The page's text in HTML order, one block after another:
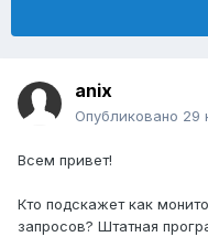
anix
Опубликовано 29
Всем привет!
Кто подскажет как
запросов? Штатная